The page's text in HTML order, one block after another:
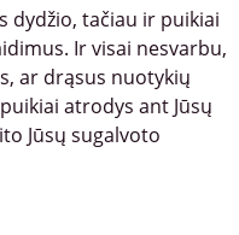
dydžio, tačiau ir puikiai
Ir visai nesvarbu,
ar drąsus nuotykių
atrodys ant Jūsų
Jūsų sugalvoto